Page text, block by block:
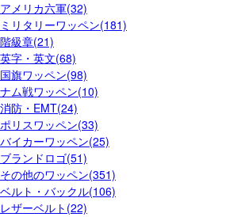
アメリカ六軍(32)
ミリタリーワッペン(181)
階級章(21)
英字・英文(68)
国旗ワッペン(98)
ナム戦ワッペン(10)
消防・EMT(24)
ポリスワッペン(33)
バイカーワッペン(25)
ブランドロゴ(51)
その他のワッペン(351)
ベルト・バックル(106)
レザーベルト(22)